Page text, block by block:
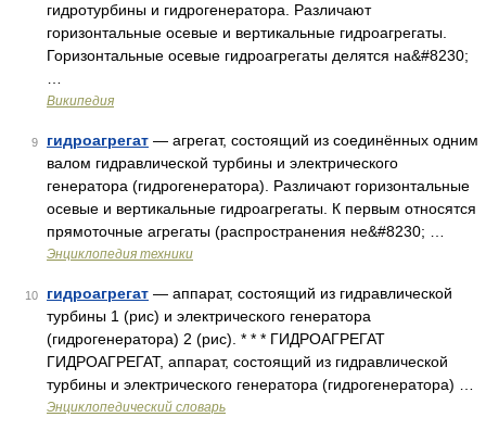
гидротурбины и гидрогенератора. Различают
горизонтальные осевые и вертикальные гидроагрегаты.
Горизонтальные осевые гидроагрегаты делятся на&#8230;
Википедия
9 гидроагрегат — агрегат, состоящий из соединённых одним
валом гидравлической турбины и электрического
генератора (гидрогенератора). Различают горизонтальные
осевые и вертикальные гидроагрегаты. К первым относятся
прямоточные агрегаты (распространения не&#8230; …
Энциклопедия техники
10 гидроагрегат — аппарат, состоящий из гидравлической
турбины 1 (рис) и электрического генератора
(гидрогенератора) 2 (рис). * * * ГИДРОАГРЕГАТ
ГИДРОАГРЕГАТ, аппарат, состоящий из гидравлической
турбины и электрического генератора (гидрогенератора) …
Энциклопедический словарь